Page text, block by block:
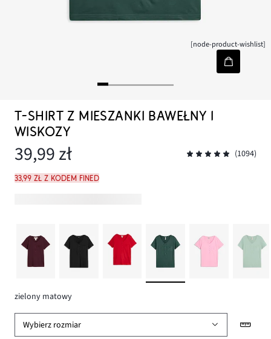
[node-product-wishlist]
T-SHIRT Z MIESZANKI BAWEŁNY I
WISKOZY
39,99 zł (1094)
33,99 zł z kodem FINED
zielony matowy
Wybierz rozmiar